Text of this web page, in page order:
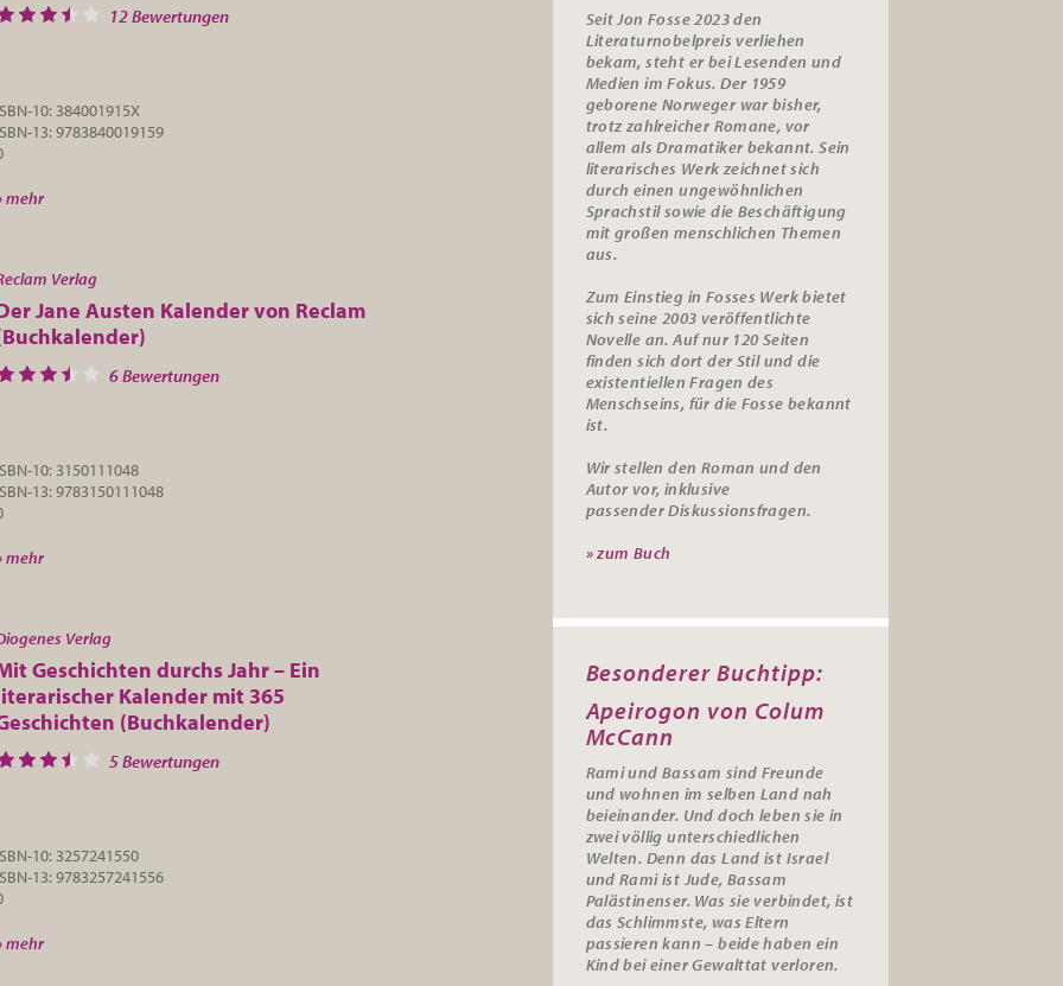
12 Bewertungen
10: 384001915X
13: 9783840019159
mehr
Verlag
Jane Austen Kalender von Reclam
6 Bewertungen
10: 3150111048
13: 9783150111048
mehr
Verlag
Geschichten durchs Jahr – Ein
Kalender mit 365
(Buchkalender)
5 Bewertungen
10: 3257241550
13: 9783257241556
mehr
Seit Jon Fosse 2023 den
Literaturnobelpreis verliehen
bekam, steht er bei Lesenden und
Medien im Fokus. Der 1959
geborene Norweger war bisher,
trotz zahlreicher Romane, vor
allem als Dramatiker bekannt. Sein
literarisches Werk zeichnet sich
durch einen ungewöhnlichen
Sprachstil sowie die Beschäftigung
mit großen menschlichen Themen
aus.
Zum Einstieg in Fosses Werk bietet
sich seine 2003 veröffentlichte
Novelle an. Auf nur 120 Seiten
finden sich dort der Stil und die
existentiellen Fragen des
Menschseins, für die Fosse bekannt
ist.
Wir stellen den Roman und den
Autor vor, inklusive
passenderDiskussionsfragen.
» zum Buch
Besonderer Buchtipp:
Apeirogon von Colum
McCann
Rami und Bassam sind Freunde
und wohnen im selben Land nah
beieinander. Und doch leben sie in
zwei völlig unterschiedlichen
Welten. Denn das Land ist Israel
und Rami ist Jude, Bassam
Palästinenser. Was sie verbindet, ist
das Schlimmste, was Eltern
passieren kann – beide haben ein
Kind bei einer Gewalttat verloren.